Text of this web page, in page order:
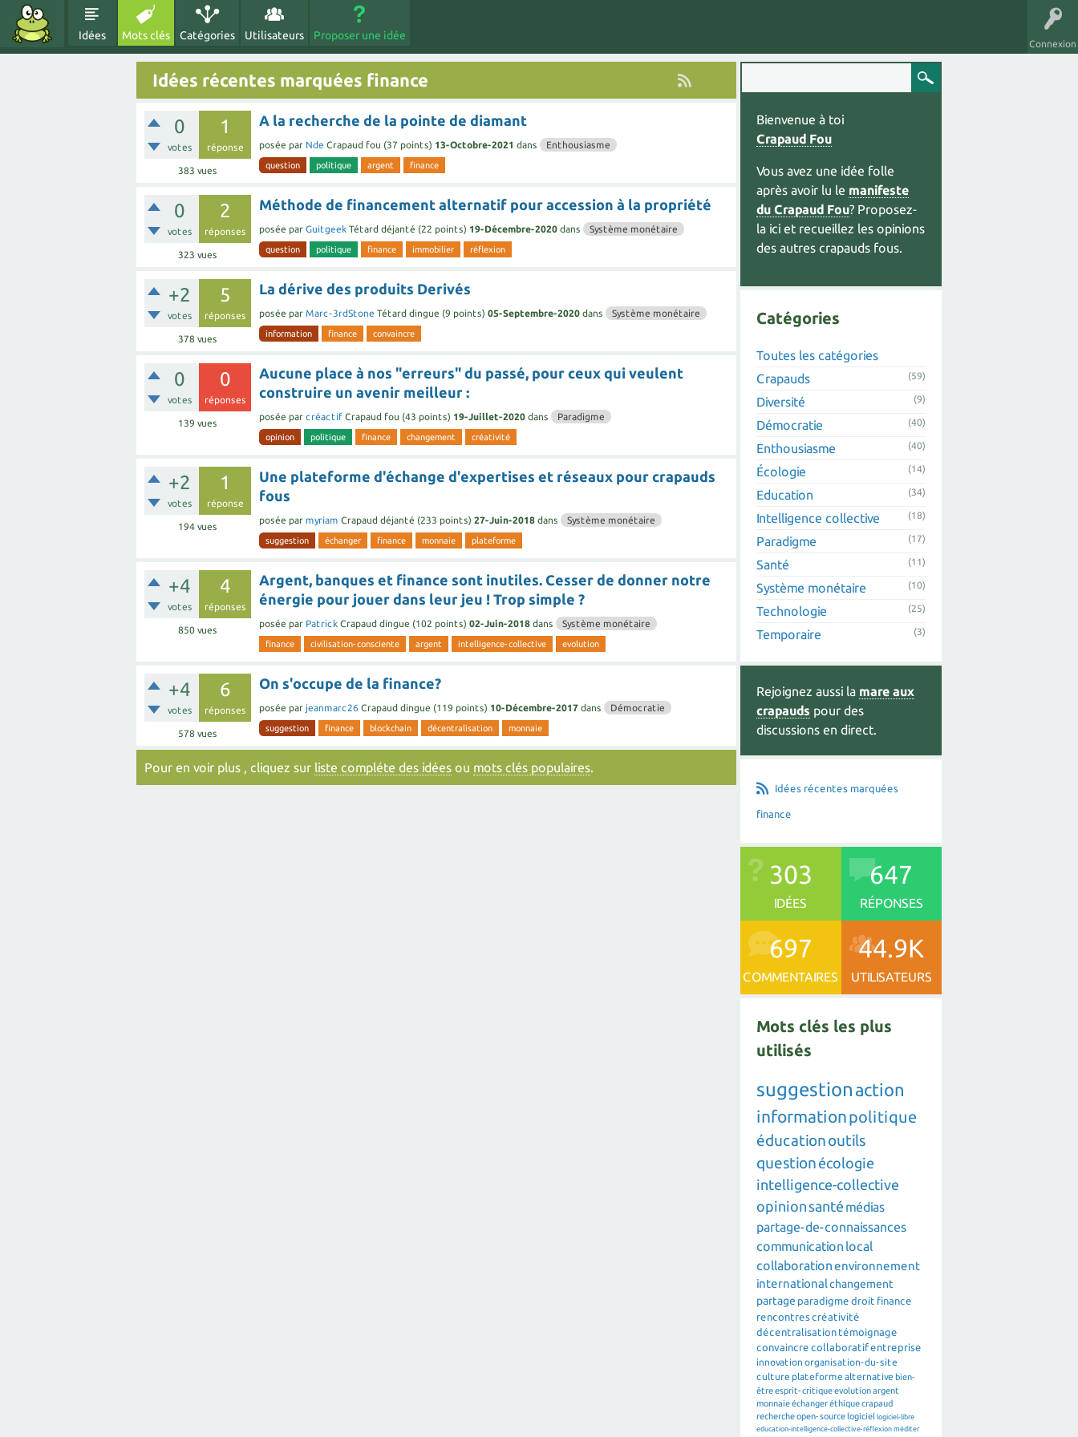
Connexion
Idées Mots clés Catégories Utilisateurs Proposer une idée
Idées récentes marquées finance
0
votes
1
réponse
383 vues
A la recherche de la pointe de diamant
posée par Nde Crapaud fou (37 points) 13-Octobre-2021 dans Enthousiasme
question politique argent finance
0
votes
2
réponses
323 vues
Méthode de financement alternatif pour accession à la propriété
posée par Guitgeek Tétard déjanté (22 points) 19-Décembre-2020 dans Système monétaire
question politique finance immobilier réflexion
+2
votes
5
réponses
378 vues
La dérive des produits Derivés
posée par Marc-3rdStone Tétard dingue (9 points) 05-Septembre-2020 dans Système monétaire
information finance convaincre
0
votes
0
réponses
139 vues
Aucune place à nos "erreurs" du passé, pour ceux qui veulent
construire un avenir meilleur :
posée par créactif Crapaud fou (43 points) 19-Juillet-2020 dans Paradigme
opinion politique finance changement créativité
+2
votes
1
réponse
194 vues
Une plateforme d'échange d'expertises et réseaux pour crapauds
fous
posée par myriam Crapaud déjanté (233 points) 27-Juin-2018 dans Système monétaire
suggestion échanger finance monnaie plateforme
+4
votes
4
réponses
850 vues
Argent, banques et finance sont inutiles. Cesser de donner notre
énergie pour jouer dans leur jeu ! Trop simple ?
posée par Patrick Crapaud dingue (102 points) 02-Juin-2018 dans Système monétaire
finance civilisation-consciente argent intelligence-collective evolution
+4
votes
6
réponses
578 vues
On s'occupe de la finance?
posée par jeanmarc26 Crapaud dingue (119 points) 10-Décembre-2017 dans Démocratie
suggestion finance blockchain décentralisation monnaie
Pour en voir plus , cliquez sur liste compléte des idées ou mots clés populaires.
Bienvenue à toi
Crapaud Fou
Vous avez une idée folle
après avoir lu le manifeste
du Crapaud Fou? Proposez-
la ici et recueillez les opinions
des autres crapauds fous.
Catégories
Toutes les catégories
Crapauds
(59)
Diversité (9)
Démocratie (40)
Enthousiasme (40)
Écologie (14)
Education (34)
Intelligence collective (18)
Paradigme (17)
Santé (11)
Système monétaire (10)
Technologie (25)
Temporaire (3)
Rejoignez aussi la mare aux
crapauds pour des
discussions en direct.
Idées récentes marquées
finance
303
IDÉES
647
RÉPONSES
697
COMMENTAIRES
44.9K
UTILISATEURS
Mots clés les plus
utilisés
suggestion action
informationpolitique
éducationoutils
question écologie
intelligence-collective
opinion santé médias
partage-de-connaissances
communication local
collaborationenvironnement
internationalchangement
partage paradigme droit finance
rencontrescréativité
décentralisation témoignage
convaincre collaboratifentreprise
innovation organisation-du-site
culture plateforme alternative bien-
êtreesprit-critiqueevolutionargent
monnaieéchangeréthiquecrapaud
rechercheopen-source logiciel logiciel-libre
education-intelligence-collective-réflexion méditer